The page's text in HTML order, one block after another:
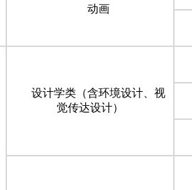
动画
设计学类（含环境设计、视
觉传达设计）